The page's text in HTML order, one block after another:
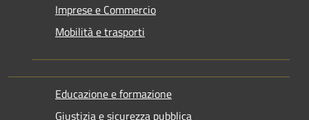
Imprese e Commercio
Mobilità e trasporti
Educazione e formazione
Giustizia e sicurezza pubblica